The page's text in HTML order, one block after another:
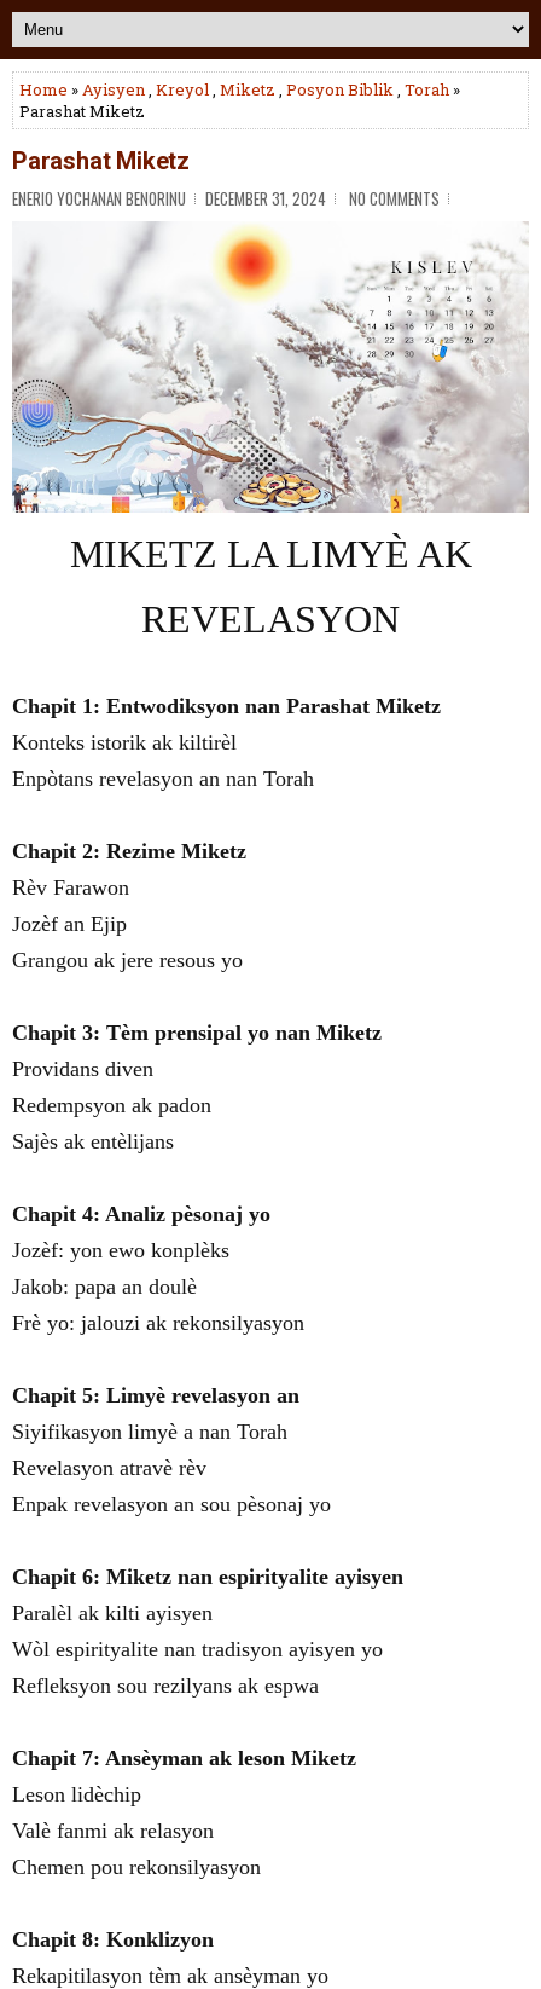
Home »Ayisyen, Kreyol, Miketz , Posyon Biblik, Torah »
Parashat Miketz
Parashat Miketz
ENERIO YOCHANAN BENORINU DECEMBER 31, 2024 NO COMMENTS
MIKETZ LA LIMYÈ AK
REVELASYON
Chapit 1: Entwodiksyon nan Parashat Miketz
Konteks istorik ak kiltirèl
Enpòtans revelasyon an nan Torah
Chapit 2: Rezime Miketz
Rèv Farawon
Jozèf an Ejip
Grangou ak jere resous yo
Chapit 3: Tèm prensipal yo nan Miketz
Providans diven
Redempsyon ak padon
Sajès ak entèlijans
Chapit 4: Analiz pèsonaj yo
Jozèf: yon ewo konplèks
Jakob: papa an doulè
Frè yo: jalouzi ak rekonsilyasyon
Chapit 5: Limyè revelasyon an
Siyifikasyon limyè a nan Torah
Revelasyon atravè rèv
Enpak revelasyon an sou pèsonaj yo
Chapit 6: Miketz nan espirityalite ayisyen
Paralèl ak kilti ayisyen
Wòl espirityalite nan tradisyon ayisyen yo
Refleksyon sou rezilyans ak espwa
Chapit 7: Ansèyman ak leson Miketz
Leson lidèchip
Valè fanmi ak relasyon
Chemen pou rekonsilyasyon
Chapit 8: Konklizyon
Rekapitilasyon tèm ak ansèyman yo